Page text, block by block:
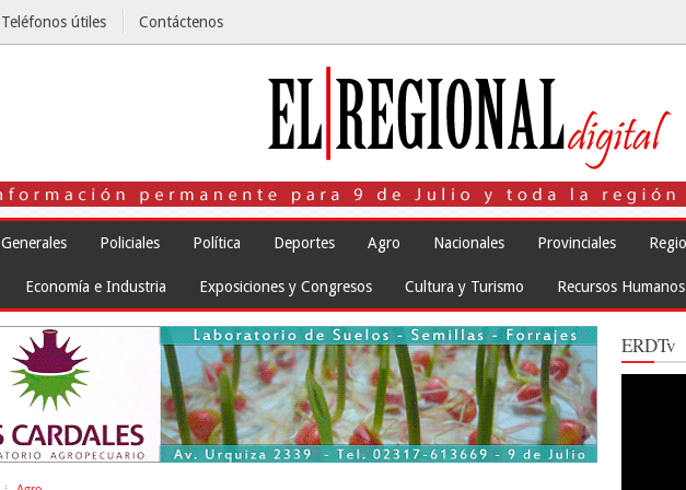
Teléfonos útiles Contáctenos
Generales Policiales Política Deportes Agro Nacionales Provinciales
Economía e Industria Exposiciones y Congresos Cultura y Turismo Recursos Humanos
ERDTv